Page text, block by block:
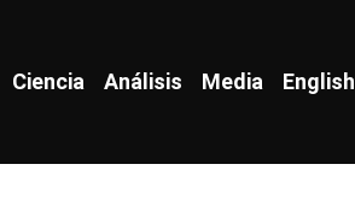
Ciencia Análisis Media English